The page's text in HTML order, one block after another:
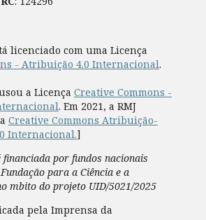
licenciado com uma Licença
- Atribuição 4.0 Internacional.
a Licença Creative Commons -
. Em 2021, a RMJ
Creative Commons Atribuição-
Internacional.]
financiada por fundos nacionais
para a Ciência e a
mbito do projeto UID/5021/2025
pela Imprensa da